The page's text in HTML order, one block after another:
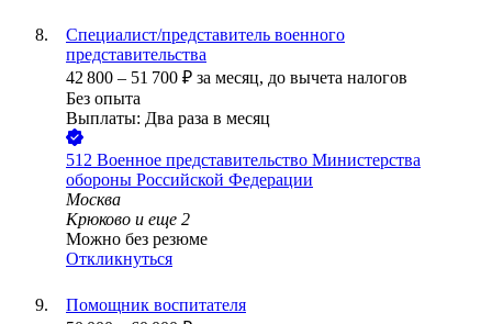
Специалист/представитель военного
представительства
42 800 – 51 700 ₽ за месяц, до вычета налогов
Без опыта
Выплаты: Два раза в месяц
512 Военное представительство Министерства
обороны Российской Федерации
Москва
Крюково и еще 2
Можно без резюме
Откликнуться
Помощник воспитателя